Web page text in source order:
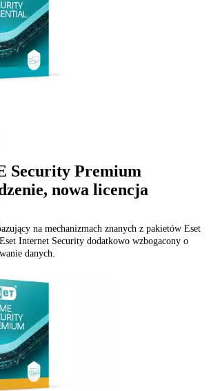
Security Premium
nowa licencja
na mechanizmach znanych z pakietów Eset
Internet Security dodatkowo wzbogacony o
danych.